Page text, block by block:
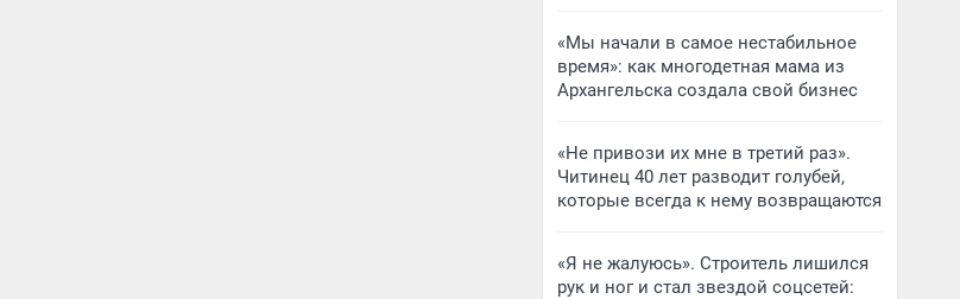
«Мы начали в самое нестабильное
время»: как многодетная мама из
Архангельска создала свой бизнес
«Не привози их мне в третий раз».
Читинец 40 лет разводит голубей,
которые всегда к нему возвращаются
«Я не жалуюсь». Строитель лишился
рук и ног и стал звездой соцсетей: